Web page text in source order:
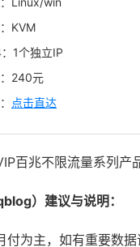
KVM
1个独立IP
240元
点击直达
百兆不限流量系列产
）建议与说明：
付为主，如有重要数